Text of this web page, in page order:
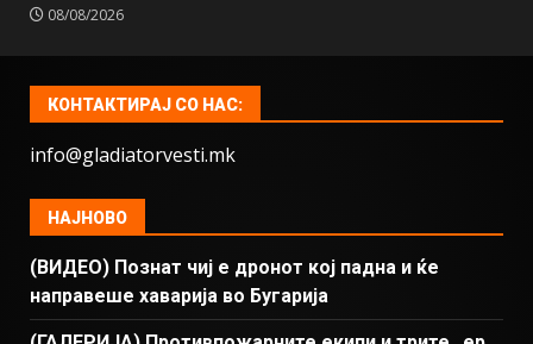
08/08/2026
КОНТАКТИРАЈ СО НАС:
info@gladiatorvesti.mk
НАЈНОВО
(ВИДЕО) Познат чиј е дронот кој падна и ќе
направеше хаварија во Бугарија